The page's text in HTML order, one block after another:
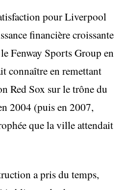
pour Liverpool
financière croissante
Fenway Sports Group en
connaître en remettant
Red Sox sur le trône du
2004 (puis en 2007,
que la ville attendait
a pris du temps,